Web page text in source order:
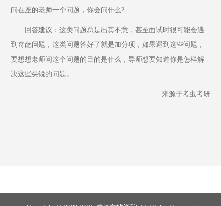
问在座的老师一个问题，你会问什么?
回答建议：这类问题总是出其不意，甚至面试时很可能会遇
到奇葩问题，这类问题答好了就是加分项，如果遇到这些问题，
要想想老师问这个问题的目的是什么，导师想要知道你是怎样解
决这些尖锐的问题。
来源于考虫考研